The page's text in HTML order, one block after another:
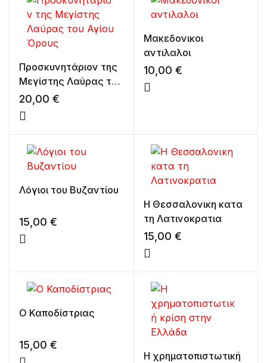
Προσκυνητάριον της
Μεγίστης Λαύρας του
Αγίου Όρους
20,00 €
Μακεδονικοι
αντιλαλοι
10,00 €
Λόγιοι του Βυζαντίου
15,00 €
Η Θεσσαλονικη κατα
τη Λατινοκρατια
15,00 €
Ο Καποδίστριας
15,00 €
Η χρηματοπιστωτική